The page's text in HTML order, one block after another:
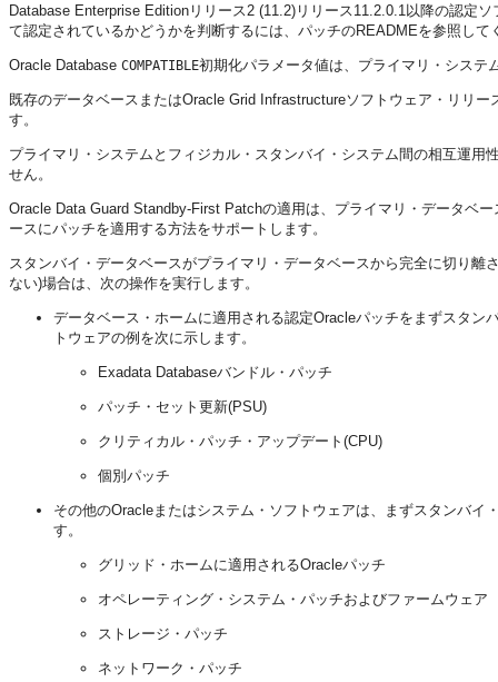
Database Enterprise Editionリリース2 (11.2)リリース11.2.0.1以降の認定
て認定されているかどうかを判断するには、パッチのREADMEを参照して
Oracle Database COMPATIBLE初期化パラメータ値は、プライマリ・システ
既存のデータベースまたはOracle Grid Infrastructureソフトウェア・リリ
す。
プライマリ・システムとフィジカル・スタンバイ・システム間の相互運
せん。
Oracle Data Guard Standby-First Patchの適用は、プライマリ・データベ
ースにパッチを適用する方法をサポートします。
スタンバイ・データベースがプライマリ・データベースから完全に切り
ない)場合は、次の操作を実行します。
データベース・ホームに適用される認定Oracleパッチをまずスタ
トウェアの例を次に示します。
Exadata Databaseバンドル・パッチ
パッチ・セット更新(PSU)
クリティカル・パッチ・アップデート(CPU)
個別パッチ
その他のOracleまたはシステム・ソフトウェアは、まずスタンバ
す。
グリッド・ホームに適用されるOracleパッチ
オペレーティング・システム・パッチおよびファームウェア
ストレージ・パッチ
ネットワーク・パッチ